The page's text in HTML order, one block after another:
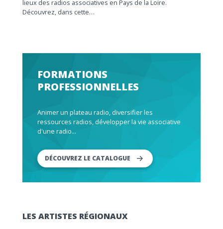
lieux des radios associatives en Pays de la Loire.
Découvrez, dans cette…
FORMATIONS
PROFESSIONNELLES
Animer un plateau radio, diversifier les
ressources radios, développer la vie associative
d'une radio...
DÉCOUVREZ LE CATALOGUE
LES ARTISTES RÉGIONAUX